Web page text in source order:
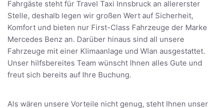
Fahrgäste steht für Travel Taxi Innsbruck an allererster
Stelle, deshalb legen wir großen Wert auf Sicherheit,
Komfort und bieten nur First-Class Fahrzeuge der Marke
Mercedes Benz an. Darüber hinaus sind all unsere
Fahrzeuge mit einer Klimaanlage und Wlan ausgestattet.
Unser hilfsbereites Team wünscht Ihnen alles Gute und
freut sich bereits auf Ihre Buchung.
Als wären unsere Vorteile nicht genug, steht Ihnen unser